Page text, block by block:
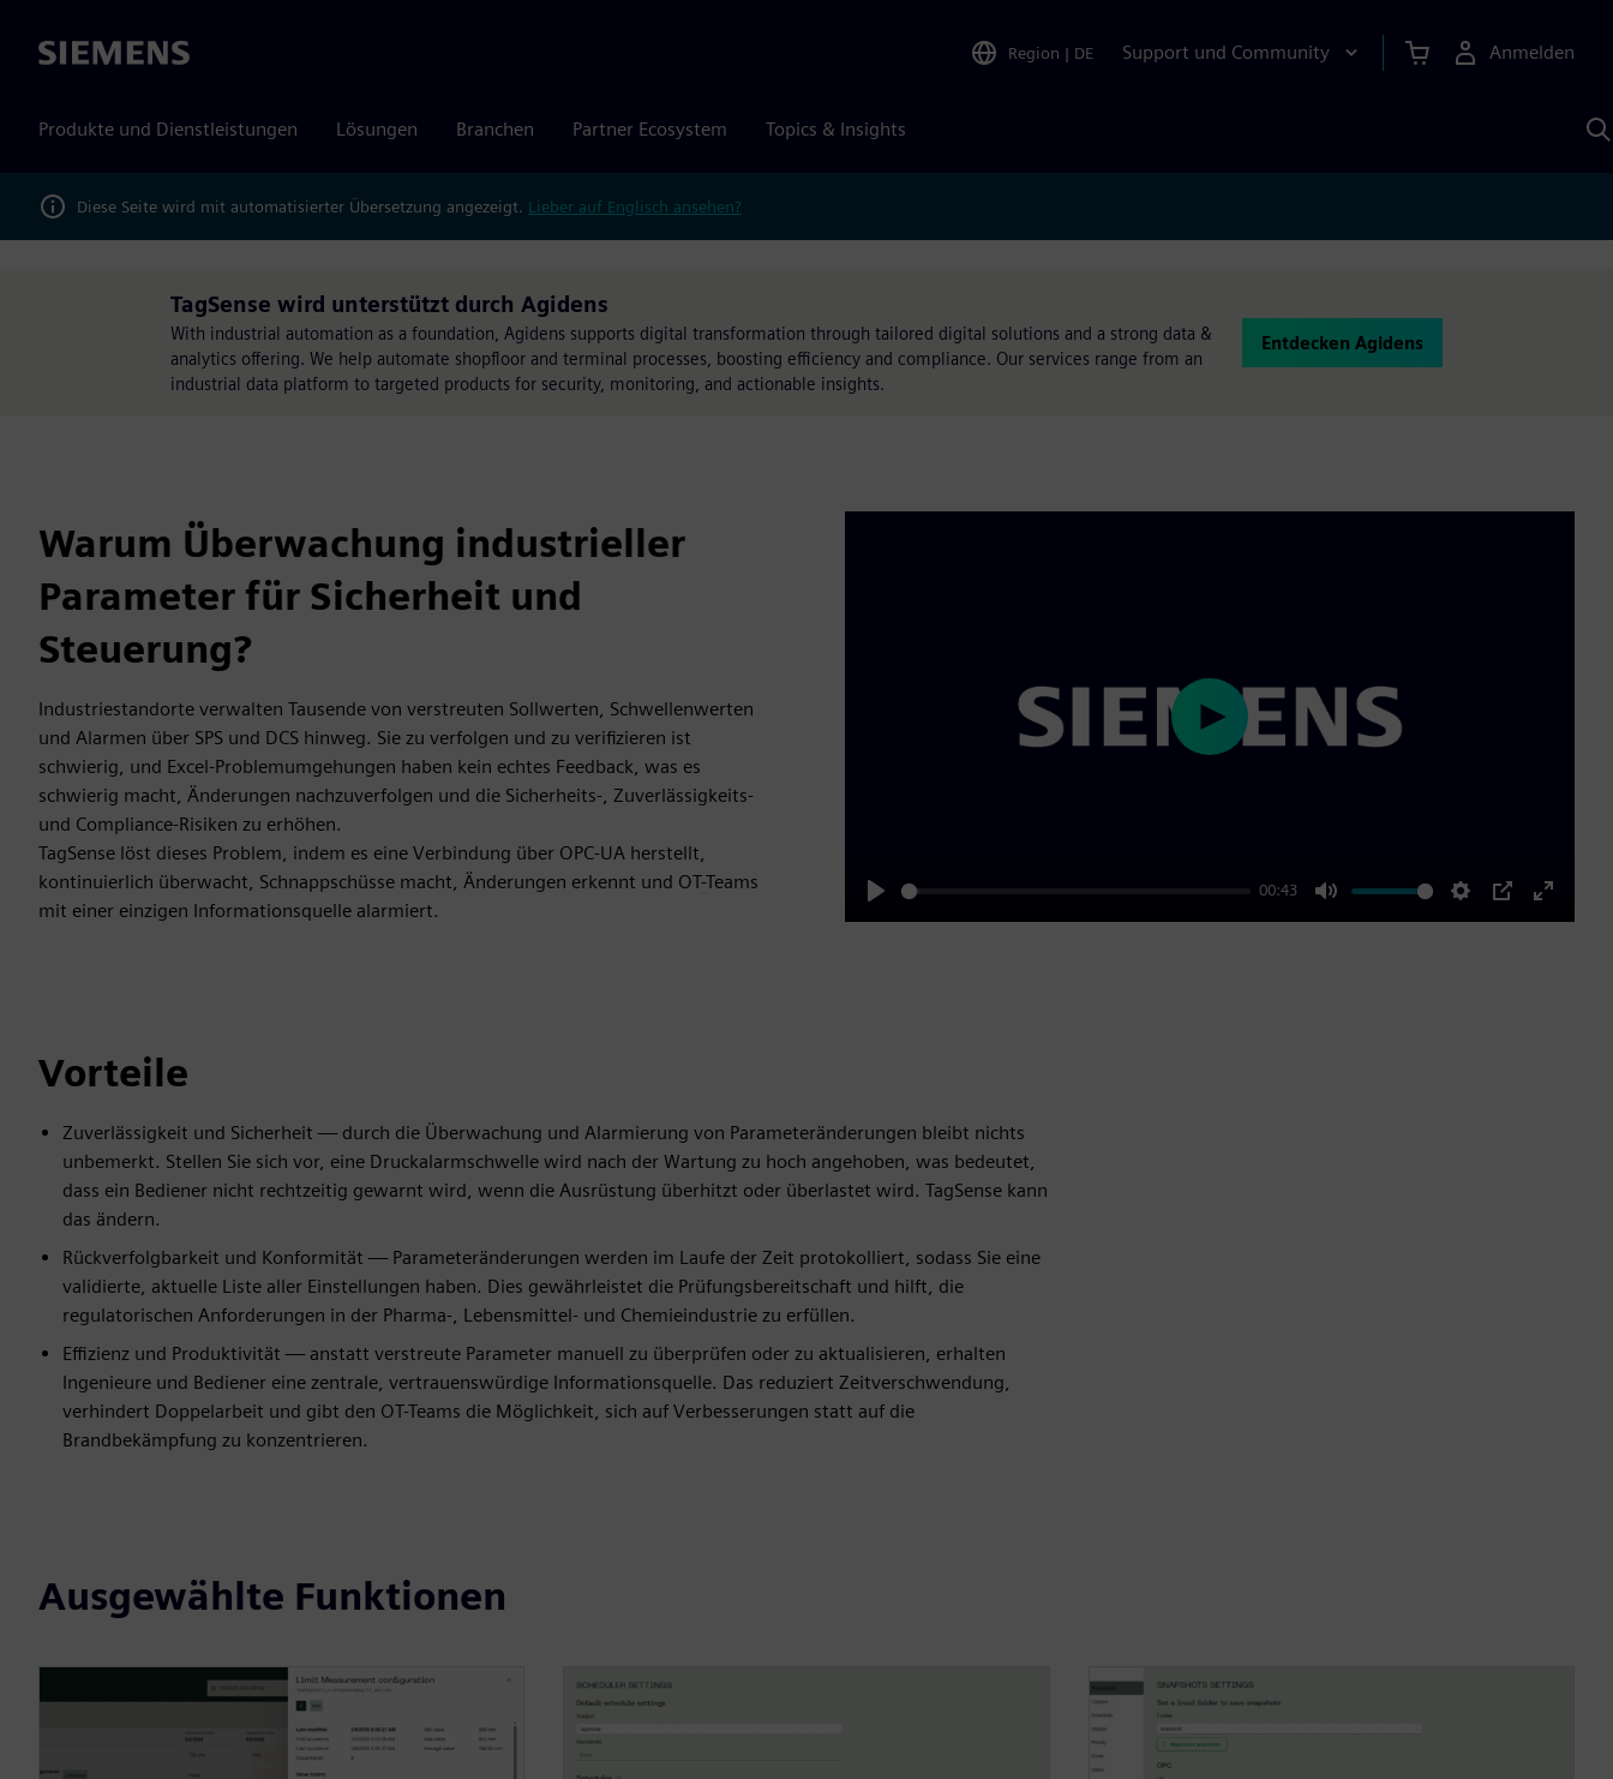
Siemens Region | DE Support und Community Anmelden
Produkte und Dienstleistungen Lösungen Branchen Partner Ecosystem Topics & Insights
KI
Diese Seite wird mit automatisierter Übersetzung angezeigt. Lieber auf Englisch ansehen?
TagSense wird unterstützt durch Agidens
With industrial automation as a foundation, Agidens supports digital transformation through tailored digital solutions and a strong data &
analytics offering. We help automate shopfloor and terminal processes, boosting efficiency and compliance. Our services range from an
industrial data platform to targeted products for security, monitoring, and actionable insights.
Entdecken Agidens
Warum Überwachung industrieller
Parameter für Sicherheit und
Steuerung?
Industriestandorte verwalten Tausende von verstreuten Sollwerten, Schwellenwerten
und Alarmen über SPS und DCS hinweg. Sie zu verfolgen und zu verifizieren ist
schwierig, und Excel-Problemumgehungen haben kein echtes Feedback, was es
schwierig macht, Änderungen nachzuverfolgen und die Sicherheits-, Zuverlässigkeits-
und Compliance-Risiken zu erhöhen.
TagSense löst dieses Problem, indem es eine Verbindung über OPC-UA herstellt,
kontinuierlich überwacht, Schnappschüsse macht, Änderungen erkennt und OT-Teams
mit einer einzigen Informationsquelle alarmiert.
Play
00:43
Mute Settings
PIP
Enter
Play
Vorteile
Zuverlässigkeit und Sicherheit — durch die Überwachung und Alarmierung von Parameteränderungen bleibt nichts
unbemerkt. Stellen Sie sich vor, eine Druckalarmschwelle wird nach der Wartung zu hoch angehoben, was bedeutet,
dass ein Bediener nicht rechtzeitig gewarnt wird, wenn die Ausrüstung überhitzt oder überlastet wird. TagSense kann
das ändern.
Rückverfolgbarkeit und Konformität — Parameteränderungen werden im Laufe der Zeit protokolliert, sodass Sie eine
validierte, aktuelle Liste aller Einstellungen haben. Dies gewährleistet die Prüfungsbereitschaft und hilft, die
regulatorischen Anforderungen in der Pharma-, Lebensmittel- und Chemieindustrie zu erfüllen.
Effizienz und Produktivität — anstatt verstreute Parameter manuell zu überprüfen oder zu aktualisieren, erhalten
Ingenieure und Bediener eine zentrale, vertrauenswürdige Informationsquelle. Das reduziert Zeitverschwendung,
verhindert Doppelarbeit und gibt den OT-Teams die Möglichkeit, sich auf Verbesserungen statt auf die
Brandbekämpfung zu konzentrieren.
Ausgewählte Funktionen